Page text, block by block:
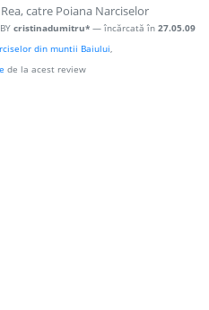
catre Poiana Narciselor
BY cristinadumitru* — încărcată în 27.05.09
din muntii Baiului,
de la acest review